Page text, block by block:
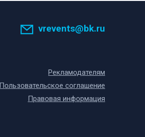
vrevents@bk.ru
Рекламодателям
Пользовательское соглашение
Правовая информация